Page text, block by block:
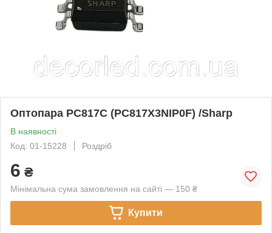
Оптопара PC817C (PC817X3NIP0F) /Sharp
В наявності
Код: 01-15228
Роздріб
6 ₴
Мінімальна сума замовлення на сайті — 150 ₴
Купити